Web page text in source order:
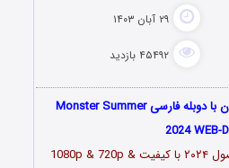
۲۹ آبان ۱۴۰۳
۴۵۴۹۲ بازدید
دانلود فیلم هیولای تابستان با دوبله فارسی Monster Summer
2024 WEB-
فیلم هیولای تابستان محصول ۲۰۲۴ با کیفیت 1080p & 720p &